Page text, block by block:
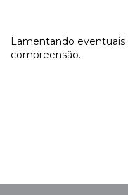
Lamentando
compreensão.